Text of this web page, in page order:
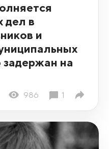
дел в
и
на
986 1